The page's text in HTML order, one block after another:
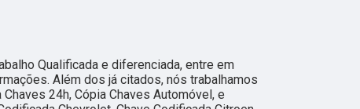
Qualificada e diferenciada, entre em
Além dos já citados, nós trabalhamos
24h, Cópia Chaves Automóvel, e